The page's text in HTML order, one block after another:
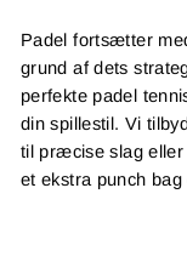
Padel fortsætter
grund af dets
perfekte padel
din spillestil. Vi
til præcise slag eller
et ekstra punch bag